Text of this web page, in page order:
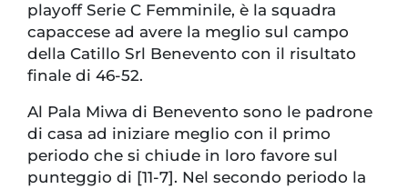
playoff Serie C Femminile, è la squadra
capaccese ad avere la meglio sul campo
della Catillo Srl Benevento con il risultato
finale di 46-52.
Al Pala Miwa di Benevento sono le padrone
di casa ad iniziare meglio con il primo
periodo che si chiude in loro favore sul
punteggio di [11-7]. Nel secondo periodo la